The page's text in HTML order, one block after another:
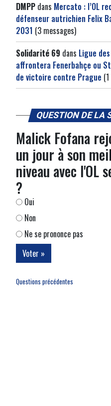
DMPP dans Mercato : l’OL
défenseur autrichien Felix
2031 (3 messages)
Solidarité 69 dans Ligue
affrontera Fenerbahçe ou
de victoire contre Prague
QUESTION DE LA
Malick Fofana
un jour à son
niveau avec l'OL
?
Oui
Non
Ne se prononce pas
Questions précédentes